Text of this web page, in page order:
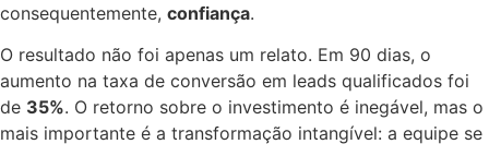
consequentemente, confiança.
O resultado não foi apenas um relato. Em 90 dias, o
aumento na taxa de conversão em leads qualificados foi
de 35%. O retorno sobre o investimento é inegável, mas o
mais importante é a transformação intangível: a equipe se